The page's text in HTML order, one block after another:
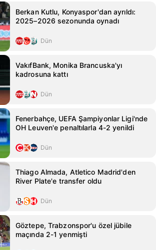
Berkan Kutlu, Konyaspor'dan ayrıldı:
2025–2026 sezonunda oynadı
Dün
VakıfBank, Monika Brancuska'yı
kadrosuna kattı
Dün
Fenerbahçe, UEFA Şampiyonlar Ligi'nde
OH Leuven'e penaltılarla 4-2 yenildi
Dün
Thiago Almada, Atletico Madrid'den
River Plate'e transfer oldu
Dün
Göztepe, Trabzonspor'u özel jübile
maçında 2-1 yenmişti